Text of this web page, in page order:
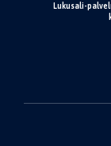
Lukusali-